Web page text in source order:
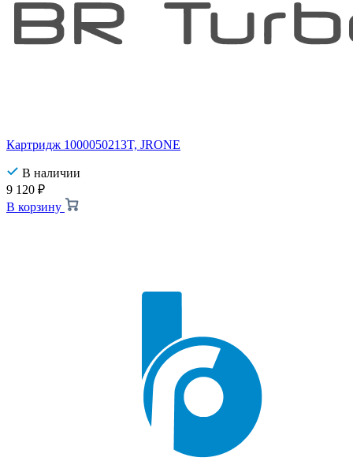
Картридж 1000050213T, JRONE
В наличии
9 120 ₽
В корзину